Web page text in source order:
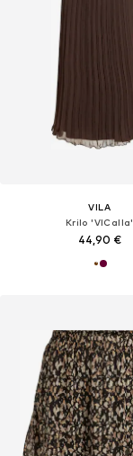
VILA
Krilo 'VICalla'
44,90 €